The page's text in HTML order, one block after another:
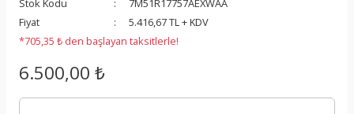
Stok Kodu
7M51R17757AEXWAA
Fiyat
5.416,67 TL + KDV
*705,35 ₺ den başlayan taksitlerle!
6.500,00 ₺